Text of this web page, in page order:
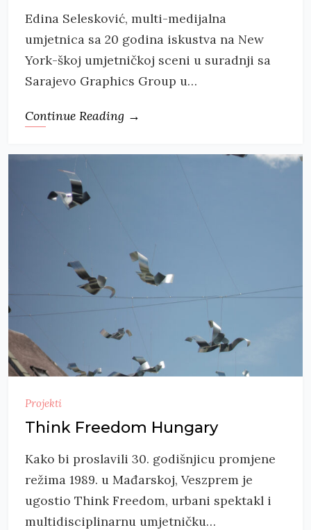
Edina Selesković, multi-medijalna
umjetnica sa 20 godina iskustva na New
York-škoj umjetničkoj sceni u suradnji sa
Sarajevo Graphics Group u…
Continue Reading →
Projekti
Think Freedom Hungary
Kako bi proslavili 30. godišnjicu promjene
režima 1989. u Mađarskoj, Veszprem je
ugostio Think Freedom, urbani spektakl i
multidisciplinarnu umjetničku…